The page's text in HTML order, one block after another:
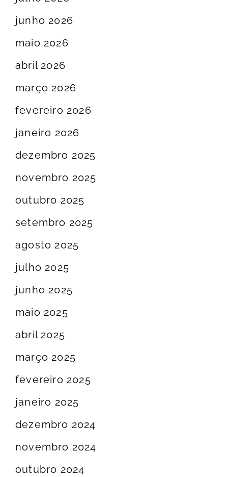
junho 2026
maio 2026
abril 2026
março 2026
fevereiro 2026
janeiro 2026
dezembro 2025
novembro 2025
outubro 2025
setembro 2025
agosto 2025
julho 2025
junho 2025
maio 2025
abril 2025
março 2025
fevereiro 2025
janeiro 2025
dezembro 2024
novembro 2024
outubro 2024